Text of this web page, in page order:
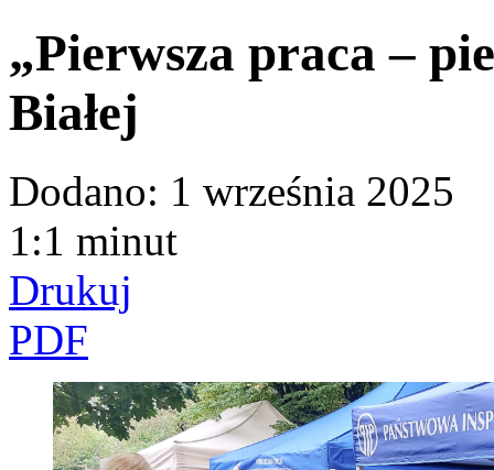
„Pierwsza praca –
Białej
Dodano: 1 września 2025
1:1 minut
Drukuj
PDF